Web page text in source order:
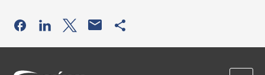
Odkaz se otevře na nové kartě
Odkaz se otevře na nové kartě
Odkaz se otevře na nové kartě